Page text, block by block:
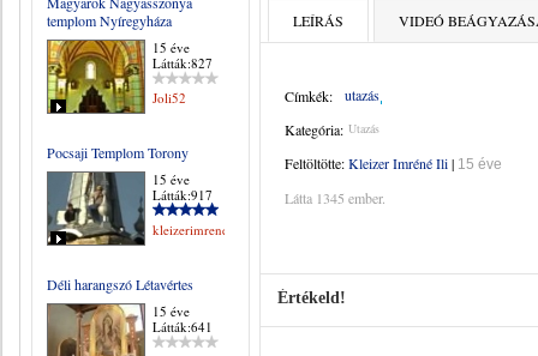
templom Nyíregyháza
15 éve
Látták:827
Joli52
Pocsaji Templom Torony
15 éve
Látták:917
kleizerimrene
Déli harangszó Létavértes
15 éve
Látták:641
LEÍRÁS VIDEÓ
Címkék:
utazás
Kategória: Utazás
Feltöltötte:Kleizer Imréné Ili| 15 éve
Látta 1345 ember.
Értékeld!